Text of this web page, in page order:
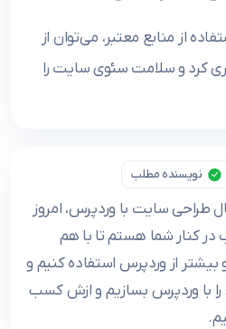
از منابع معتبر، می‌توان از
کرد و سلامت سئوی سایت را
نویسنده مطلب
سایت با وردپرس، امروز
در کنار شما هستم تا با هم
بیشتر از وردپرس استفاده کنیم و
با وردپرس بسازیم و ازش کسب